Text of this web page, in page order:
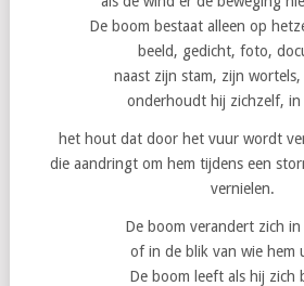
De boom bestaat alleen op
beeld, gedicht, foto,
naast zijn stam, zijn wortels,
onderhoudt hij zichzelf, in
het hout dat door het vuur wordt
die aandringt om hem tijdens een
vernielen.
De boom verandert zich
of in de blik van wie hem
De boom leeft als hij zich